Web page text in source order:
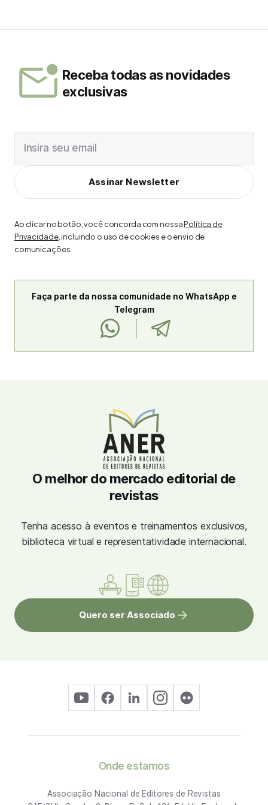
Receba todas as novidades
exclusivas
Insira seu email
Assinar Newsletter
Ao clicar no botão, você concorda com nossaPolítica de
Privacidade, incluindo o uso de cookies e o envio de
comunicações.
Faça parte da nossa comunidade no WhatsApp e
Telegram
O melhor do mercado editorial de
revistas
Tenha acesso à eventos e treinamentos exclusivos,
biblioteca virtual e representatividade internacional.
Quero ser Associado
Onde estamos
Associação Nacional de Editores de Revistas